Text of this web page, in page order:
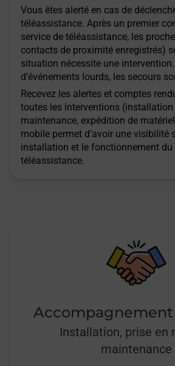
Vous êtes alerté en cas de
téléassistance. Après un premier
service de téléassistance, les
contacts de proximité enregistrés)
situation nécessite une
d’événements lourds, les secours
Recevez les alertes et comptes
toutes les interventions (installation
maintenance, expédition de
mobile permet d’avoir une visibilité
installation et le fonctionnement du
téléassistance.
Installation, prise en
maintenance